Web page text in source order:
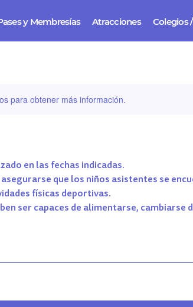
y Membresías Atracciones Colegios
para obtener más información.
en las fechas indicadas.
que los niños asistentes se
físicas deportivas.
ser capaces de alimentarse, cambiarse